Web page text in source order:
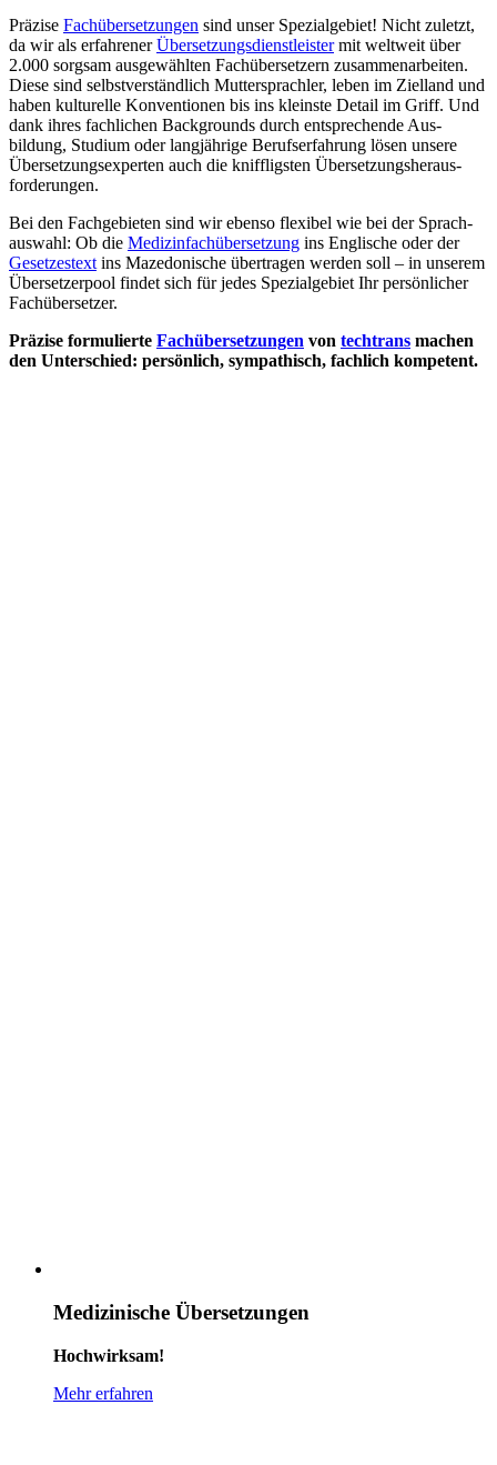
Präzise Fachübersetzungen sind unser Spezial­gebiet! Nicht zuletzt,
da wir als erfahrenerÜber­set­zungs­dienst­leis­termit welt­weit über
2.000 sorgsam aus­ge­wählten Fach­über­setzern zusammen­ar­bei­ten.
Diese sind selbst­ver­ständlich Mutter­sprachler, leben im Ziel­land und
haben kulturelle Kon­ven­tio­nen bis ins kleinste Detail im Griff. Und
dank ihres fachlichen Backgrounds durch ent­spre­chende Aus­
bildung, Studium oder lang­jährige Berufs­er­fahrung lösen unsere
Über­setzungse­xperten auch die kniff­ligsten Über­setzungs­heraus­
forde­rungen.
Bei den Fach­ge­bieten sind wir eben­so flexibel wie bei der Sprach­
aus­wahl: Ob die Medizin­fach­über­setzung ins Englische oder der
Gesetzes­text ins Maze­do­nische über­tragen werden soll – in unserem
Über­set­zer­pool findet sich für jedes Spezial­gebiet Ihr per­sön­licher
Fach­über­setzer.
Präzise formulierte Fach­über­setzungen von techtrans machen
den Unter­schied: persönlich, sympathisch, fach­lich kompetent.
Medizinische Übersetzungen
Hochwirksam!
Mehr erfahren